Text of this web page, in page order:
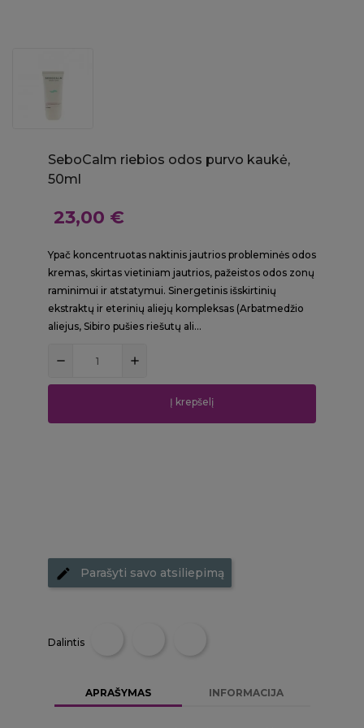
SeboCalm riebios odos purvo kaukė,
50ml
23,00 €
Ypač koncentruotas naktinis jautrios probleminės odos
kremas, skirtas vietiniam jautrios, pažeistos odos zonų
raminimui ir atstatymui. Sinergetinis išskirtinių
ekstraktų ir eterinių aliejų kompleksas (Arbatmedžio
aliejus, Sibiro pušies riešutų ali...
Į krepšelį
Parašyti savo atsiliepimą
Dalintis
APRAŠYMAS INFORMACIJA